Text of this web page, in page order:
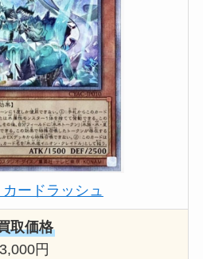
ードラッシュ
取価格
3,000円